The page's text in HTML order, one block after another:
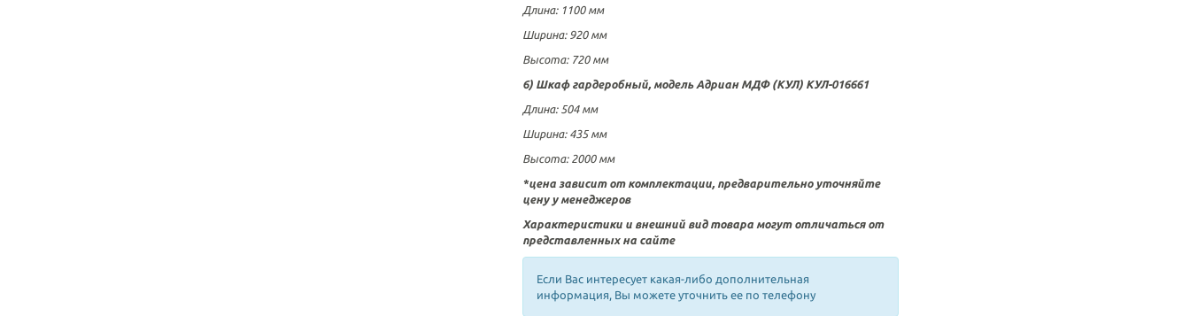
Длина: 1100мм
Ширина: 920 мм
Высота:720 мм
6) Шкаф гардеробный, модель Адриан МДФ (КУЛ) КУЛ-016661
Длина: 504 мм
Ширина: 435 мм
Высота: 2000мм
*цена зависит от комплектации, предварительно уточняйте
цену у менеджеров
Характеристики и внешний вид товара могут отличаться от
представленных на сайте
Если Вас интересует какая-либо дополнительная
информация, Вы можете уточнить ее по телефону